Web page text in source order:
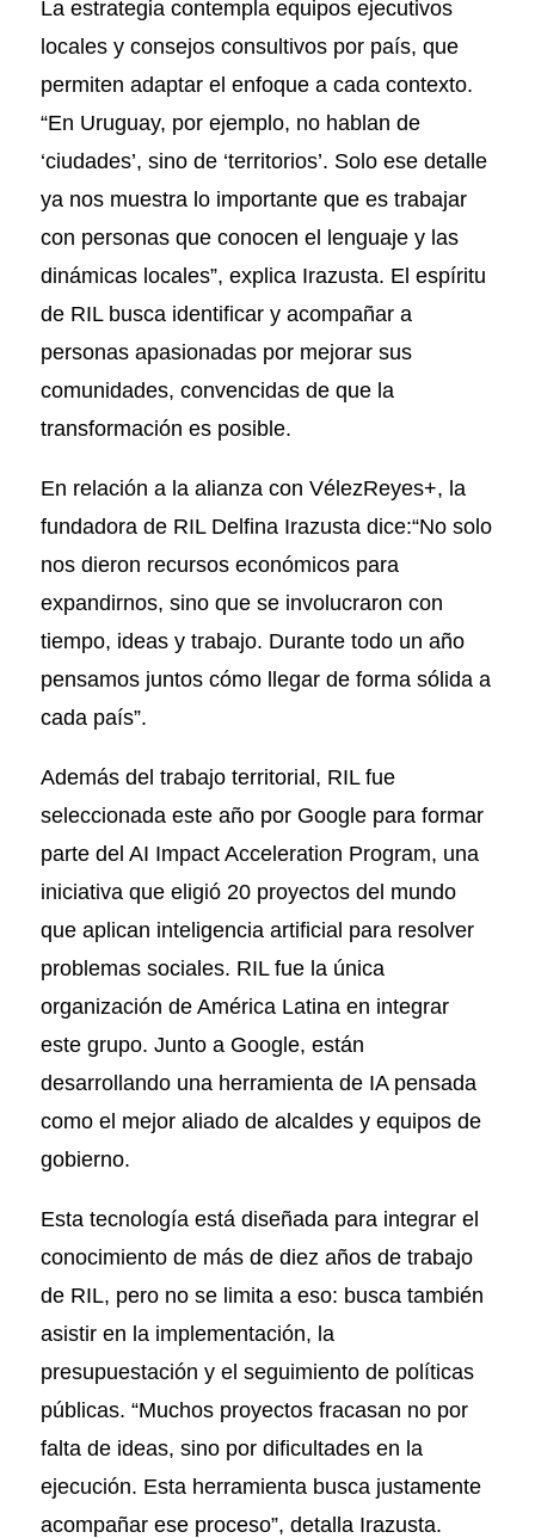
La estrategia contempla equipos ejecutivos
locales y consejos consultivos por país, que
permiten adaptar el enfoque a cada contexto.
“En Uruguay, por ejemplo, no hablan de
‘ciudades’, sino de ‘territorios’. Solo ese detalle
ya nos muestra lo importante que es trabajar
con personas que conocen el lenguaje y las
dinámicas locales”, explica Irazusta. El espíritu
de RIL busca identificar y acompañar a
personas apasionadas por mejorar sus
comunidades, convencidas de que la
transformación es posible.
En relación a la alianza con VélezReyes+, la
fundadora de RIL Delfina Irazusta dice:“No solo
nos dieron recursos económicos para
expandirnos, sino que se involucraron con
tiempo, ideas y trabajo. Durante todo un año
pensamos juntos cómo llegar de forma sólida a
cada país”.
Además del trabajo territorial, RIL fue
seleccionada este año por Google para formar
parte del AI Impact Acceleration Program, una
iniciativa que eligió 20 proyectos del mundo
que aplican inteligencia artificial para resolver
problemas sociales. RIL fue la única
organización de América Latina en integrar
este grupo. Junto a Google, están
desarrollando una herramienta de IA pensada
como el mejor aliado de alcaldes y equipos de
gobierno.
Esta tecnología está diseñada para integrar el
conocimiento de más de diez años de trabajo
de RIL, pero no se limita a eso: busca también
asistir en la implementación, la
presupuestación y el seguimiento de políticas
públicas. “Muchos proyectos fracasan no por
falta de ideas, sino por dificultades en la
ejecución. Esta herramienta busca justamente
acompañar ese proceso”, detalla Irazusta.